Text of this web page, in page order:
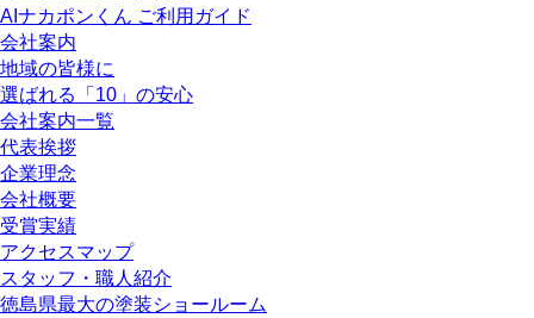
AIナカポンくん ご利用ガイド
会社案内
地域の皆様に
選ばれる「10」の安心
会社案内一覧
代表挨拶
企業理念
会社概要
受賞実績
アクセスマップ
スタッフ・職人紹介
徳島県最大の塗装ショールーム